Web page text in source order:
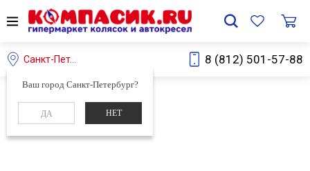
Санкт-Петербург
Ваш город Санкт-Петербург?
ДА НЕТ
8 (812) 501-57-88
Главная
Избранное